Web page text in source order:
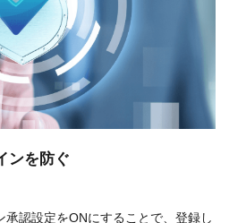
ンを防ぐ
承認設定をONにすることで、登録し